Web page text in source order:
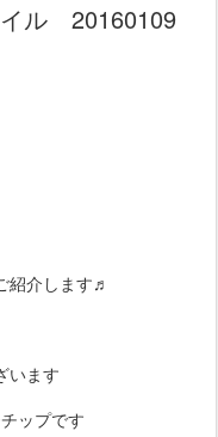
ル 20160109
紹介します♬
います
ップです